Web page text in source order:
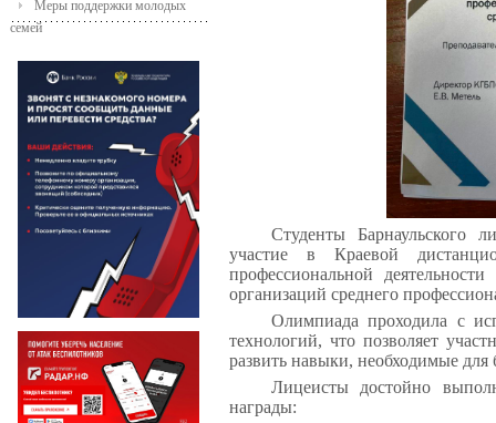
Меры поддержки молодых
семей
Студенты Барнаульского
участие в Краевой
профессиональной
организаций среднего
Олимпиада проходила с
технологий, что позволяет
развить навыки, необходимые для
Лицеисты достойно
награды: